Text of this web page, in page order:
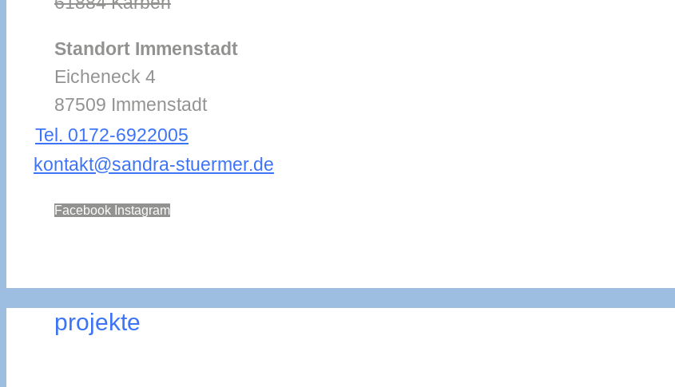
Standort Immenstadt
Eicheneck 4
87509 Immenstadt
Tel. 0172-6922005
kontakt@sandra-stuermer.de
Facebook Instagram
projekte